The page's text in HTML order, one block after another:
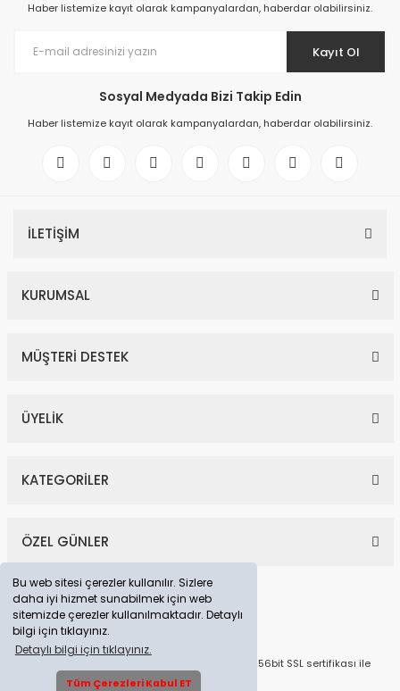
Bu web sitesi çerezler kullanılır. Sizlere
daha iyi hizmet sunabilmek için web
sitemizde çerezler kullanılmaktadır. Detaylı
bilgi için tıklayınız.
Detaylı bilgi için tıklayınız.
Tüm Çerezleri Kabul ET
Haber listemize kayıt olarak kampanyalardan, haberdar olabilirsiniz.
Kayıt Ol
Sosyal Medyada Bizi Takip Edin
Haber listemize kayıt olarak kampanyalardan, haberdar olabilirsiniz.
İLETİŞİM
KURUMSAL
MÜŞTERİ DESTEK
ÜYELİK
KATEGORİLER
ÖZEL GÜNLER
© Tüm Hakları Saklıdır. Kredi kartı bilgileriniz 256bit SSL sertifikası ile
korunmaktadır.